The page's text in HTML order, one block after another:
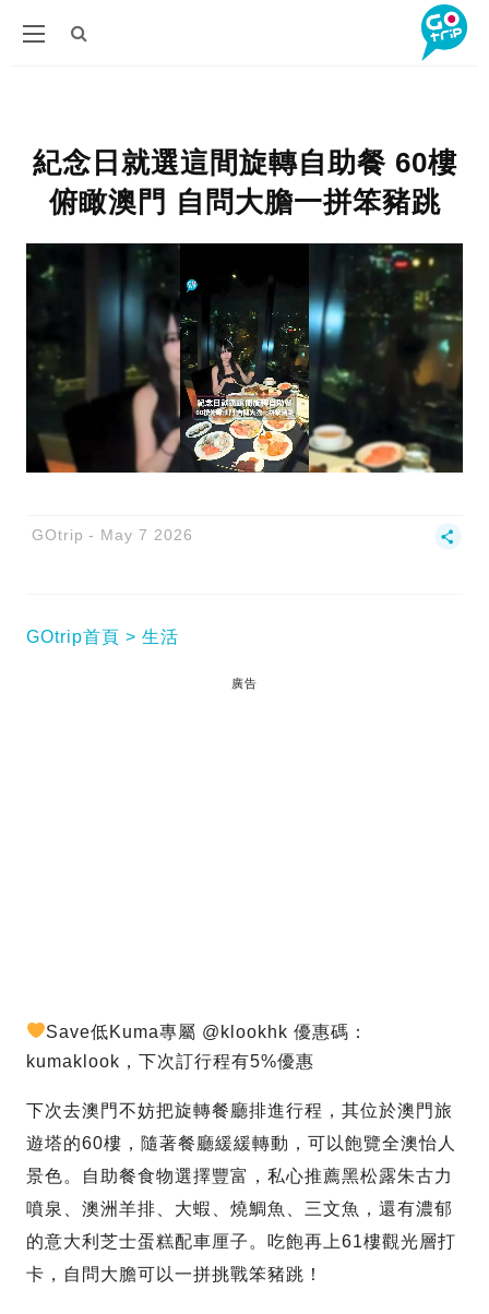
紀念日就選這間旋轉自助餐 60樓
俯瞰澳門 自問大膽一拼笨豬跳
GOtrip May 7 2026
GOtrip首頁 生活
廣告
Save低Kuma專屬 @klookhk 優惠碼：
kumaklook，下次訂行程有5%優惠
下次去澳門不妨把旋轉餐廳排進行程，其位於澳門旅
遊塔的60樓，隨著餐廳緩緩轉動，可以飽覽全澳怡人
景色。自助餐食物選擇豐富，私心推薦黑松露朱古力
噴泉、澳洲羊排、大蝦、燒鯛魚、三文魚，還有濃郁
的意大利芝士蛋糕配車厘子。吃飽再上61樓觀光層打
卡，自問大膽可以一拼挑戰笨豬跳！